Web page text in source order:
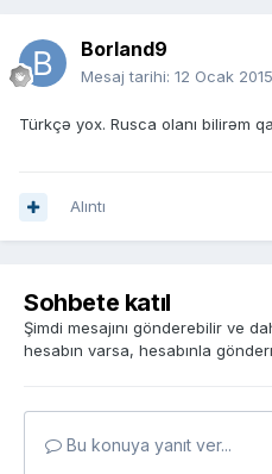
Borland9
Mesaj tarihi: 12 Ocak 2015
Türkçə yox. Rusca olanı bilirəm
Alıntı
Sohbete katıl
Şimdi mesajını gönderebilir ve
hesabın varsa, hesabınla
Bu konuya yanıt ver...